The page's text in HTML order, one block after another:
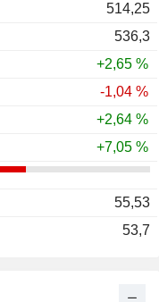
514,25
536,3
+2,65 %
-1,04 %
+2,64 %
+7,05 %
55,53
53,7